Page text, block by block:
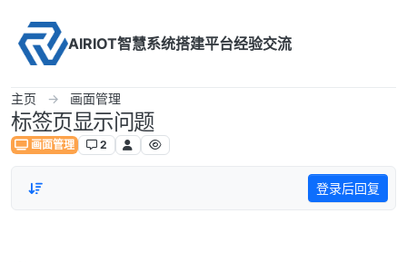
AIRIOT智慧系统搭建平台经验交流
主页 画面管理
标签页显示问题
画面管理 2
登录后回复